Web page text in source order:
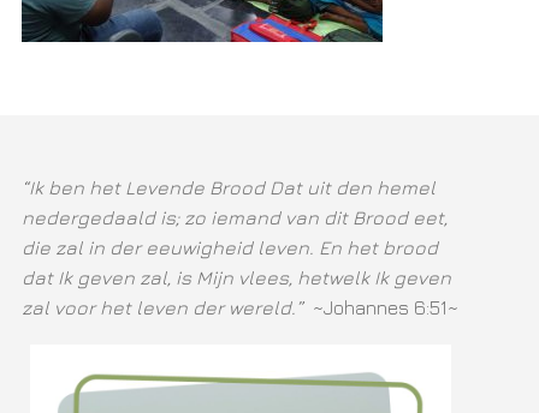
“Ik ben het Levende Brood Dat uit den hemel
nedergedaald is; zo iemand van dit Brood eet,
die zal in der eeuwigheid leven. En het brood
dat Ik geven zal, is Mijn vlees, hetwelk Ik geven
zal voor het leven der wereld.” ~Johannes 6:51~